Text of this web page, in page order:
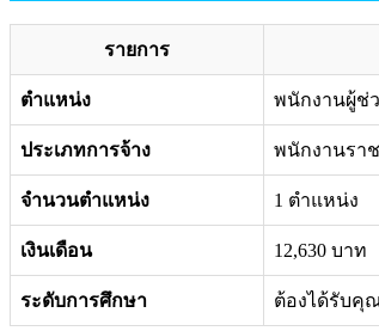
รายการ
ตำแหน่ง พนักงานผู้ช่
ประเภทการจ้าง พนักงานรา
จำนวนตำแหน่ง 1 ตำแหน่ง
เงินเดือน 12,630 บาท
ระดับการศึกษา ต้องได้รับคุ